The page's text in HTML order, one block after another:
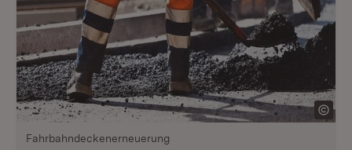
Fahrbahndeckenerneuerung